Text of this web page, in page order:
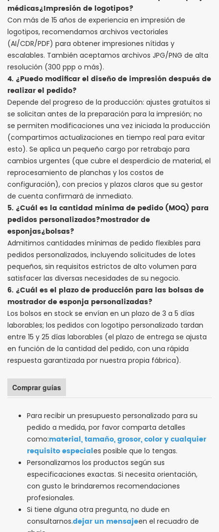
médicas¿Impresión de logotipos?
Con más de 15 años de experiencia en impresión de
logotipos, recomendamos archivos vectoriales
(AI/CDR/PDF) para obtener impresiones nítidas y
escalables. También aceptamos archivos JPG/PNG de alta
resolución (300 ppp o más).
4. ¿Puedo modificar el diseño de impresión después de
realizar el pedido?
Depende del progreso de la producción: ajustes gratuitos si
se solicitan antes de la preparación para la impresión; no
se permiten modificaciones una vez iniciada la producción
(compartimos actualizaciones en tiempo real para evitar
esto). Se aplica un pequeño cargo por retrabajo para
cambios urgentes (que cubre el desperdicio de material, el
reprocesamiento de planchas y los costos de
configuración), con precios y plazos claros que su gestor
de cuenta confirmará de inmediato.
5. ¿Cuál es la cantidad mínima de pedido (MOQ) para
pedidos personalizados?mostrador de
esponjas¿bolsas?
Admitimos cantidades mínimas de pedido flexibles para
pedidos personalizados, incluyendo solicitudes de lotes
pequeños, sin requisitos estrictos de alto volumen para
satisfacer las diversas necesidades de su negocio.
6. ¿Cuál es el plazo de producción para las bolsas de
mostrador de esponja personalizadas?
Los bolsos en stock se envían en un plazo de 3 a 5 días
laborables; los pedidos con logotipo personalizado tardan
entre 15 y 25 días laborables (el plazo de entrega se ajusta
en función de la cantidad del pedido, con una rápida
respuesta garantizada por nuestra propia fábrica).
Comprar guías
Para recibir un presupuesto personalizado para su
pedido a medida, por favor comparta detalles
como:material, tamaño, grosor, color y cualquier
requisito especiales posible que lo tengas.
Personalizamos los productos según sus
especificaciones exactas. Si necesita orientación,
con gusto le brindaremos recomendaciones
profesionales.
Si tiene alguna otra pregunta, no dude en
consultarnos.dejar un mensajeen el recuadro de